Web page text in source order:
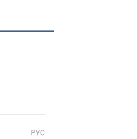
РУС